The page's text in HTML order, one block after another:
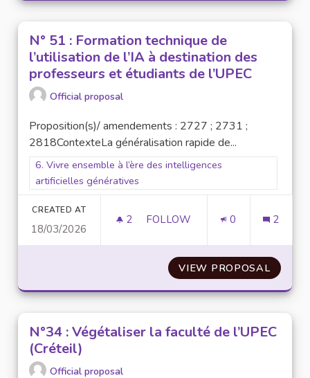
N° 51 : Formation technique de
l’utilisation de l’IA à destination des
professeurs et étudiants de l’UPEC
Official proposal
Proposition(s)/ amendements : 2727 ; 2731 ;
2818ContexteLa généralisation rapide de...
Filter results for scope: 6. Vivre ensemble à l’ère des
6. Vivre ensemble à l’ère des intelligences
artificielles génératives
CREATED AT
18/03/2026
2 2 FOLLOWERS
FOLLOW 0 2
VIEW PROPOSALN° 51 :
N°34 : Végétaliser la faculté de l’UPEC
(Créteil)
Official proposal